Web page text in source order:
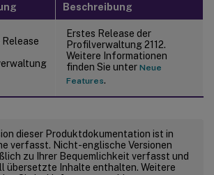
Beschreibung
Release
Erstes Release der
Profilverwaltung 2112.
Weitere Informationen
finden Sie unter Neue
Features.
dieser Produktdokumentation ist in
verfasst. Nicht-englische Versionen
zu Ihrer Bequemlichkeit verfasst und
übersetzte Inhalte enthalten. Weitere